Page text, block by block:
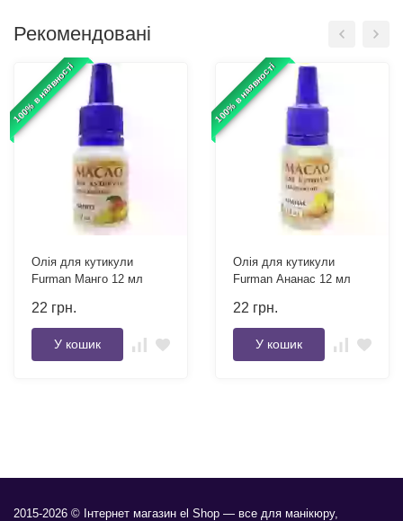
Рекомендовані
100% в наявності
Олія для кутикули
Furman Манго 12 мл
22 грн.
У кошик
100% в наявності
Олія для кутикули
Furman Ананас 12 мл
22 грн.
У кошик
2015-2026 © Інтернет магазин el Shop — все для манікюру,